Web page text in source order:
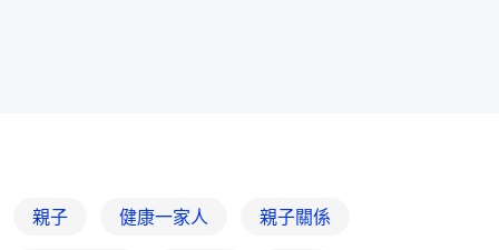
親子 健康一家人 親子關係